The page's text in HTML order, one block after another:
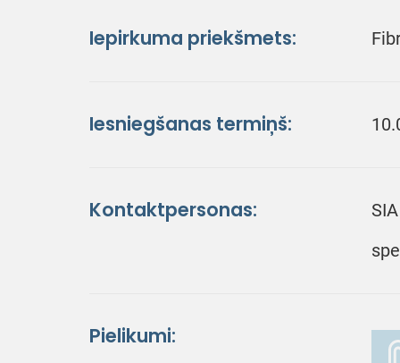
Iepirkuma priekšmets:
Iesniegšanas termiņš:
Kontaktpersonas:
Pielikumi: